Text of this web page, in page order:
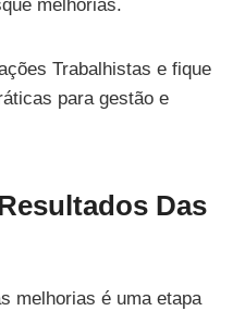
melhorias.
Trabalhistas e fique
para gestão e
Das
melhorias é uma etapa